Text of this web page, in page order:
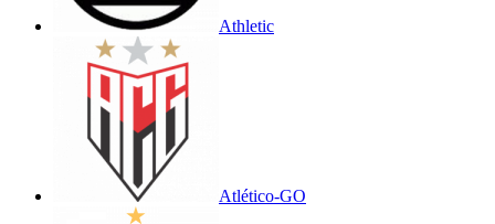
Athletic
Atlético-GO